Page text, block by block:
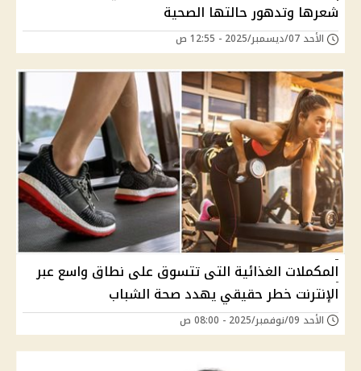
شعرها وتدهور حالتها الصحية
الأحد 07/ديسمبر/2025 - 12:55 ص
المكملات الغذائية التى تتسوق على نطاق واسع عبر
الإنترنت خطر حقيقي يهدد صحة الشباب
الأحد 09/نوفمبر/2025 - 08:00 ص